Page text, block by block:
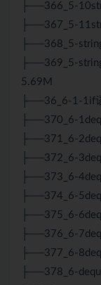
├──366_5-
├──367_5-
├──368_5-
├──369_5-
5.69M
├──36_6-1-1if
├──370_6-
├──371_6-
├──372_6-
├──373_6-
├──374_6-
├──375_6-
├──376_6-
├──377_6-
├──378_6-